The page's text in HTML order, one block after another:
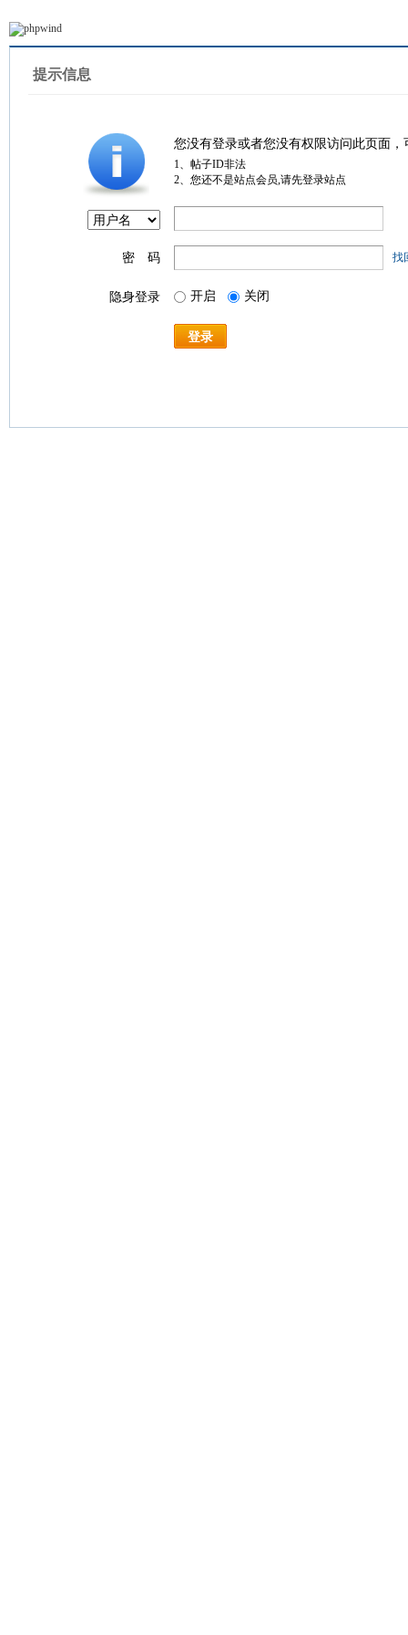
提示信息
您没有登录或者您没有权限访问此页面
1、帖子ID非法
2、您还不是站点会员,请先登录站点
密 码 找
隐身登录 开启 关闭
登录